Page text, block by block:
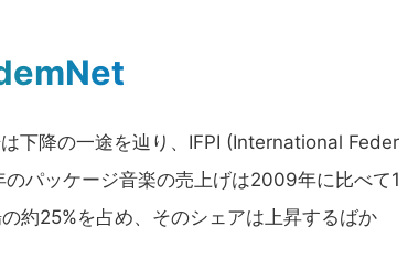
下降の一途を辿り、IFPI (International Feder
パッケージ音楽の売上げは2009年に比べて1
約25%を占め、そのシェアは上昇するばか